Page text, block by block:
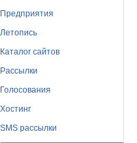
Предприятия
Летопись
Каталог сайтов
Рассылки
Голосования
Хостинг
SMS рассылки